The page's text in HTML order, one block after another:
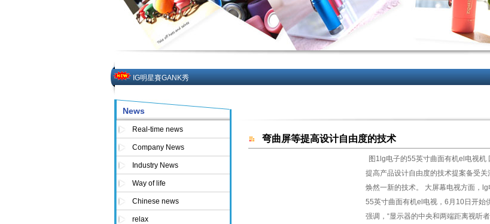
IDC猜測:2014智能機出貨量同比長19.3% 安卓領跑（網絡轉載）
索尼資產再縮水 出售東京總部大樓（網絡轉載）
浪漫的圖案-假如夢境即憧憬（網絡轉載）
最好的時光（網絡轉載）
IG明星賽GANK秀
現在平板電腦屏幕精細度也都超過300ppi，而日本顯示器開始量產高...
fuk展示出粘合演示機，可以在有空氣環境下粘合觸摸屏玻璃板
《沁園春-2014春節版》网络转载~
igzo製作液晶屏，效果媲美印刷品啊
日本顯示器量產反射型存儲器內置液晶模塊，用於可穿著設備
DNSPOD也给黑啦！ 看图，“妈妈又打我了”此图相信大家很熟悉！
黑客挑战百度！！ ！！！！看图说话！
65.49.2.178
康宁最新发布触摸屏保护玻璃高新技术，实现了抗菌功能以及3d形状
idw 13成为走向显示器新时代的转折点
News
Real-time news
Company News
Industry News
Way of life
Chinese news
relax
弯曲屏等提高设计自由度的技术
图1lg电子的55英寸曲面有机el电视
提高产品设计自由度的技术提案备受
焕然一新的技术。 大屏幕电视方面，
55英寸曲面有机el电视，6月10日开始
强调，“显示器的中央和两端距离视听